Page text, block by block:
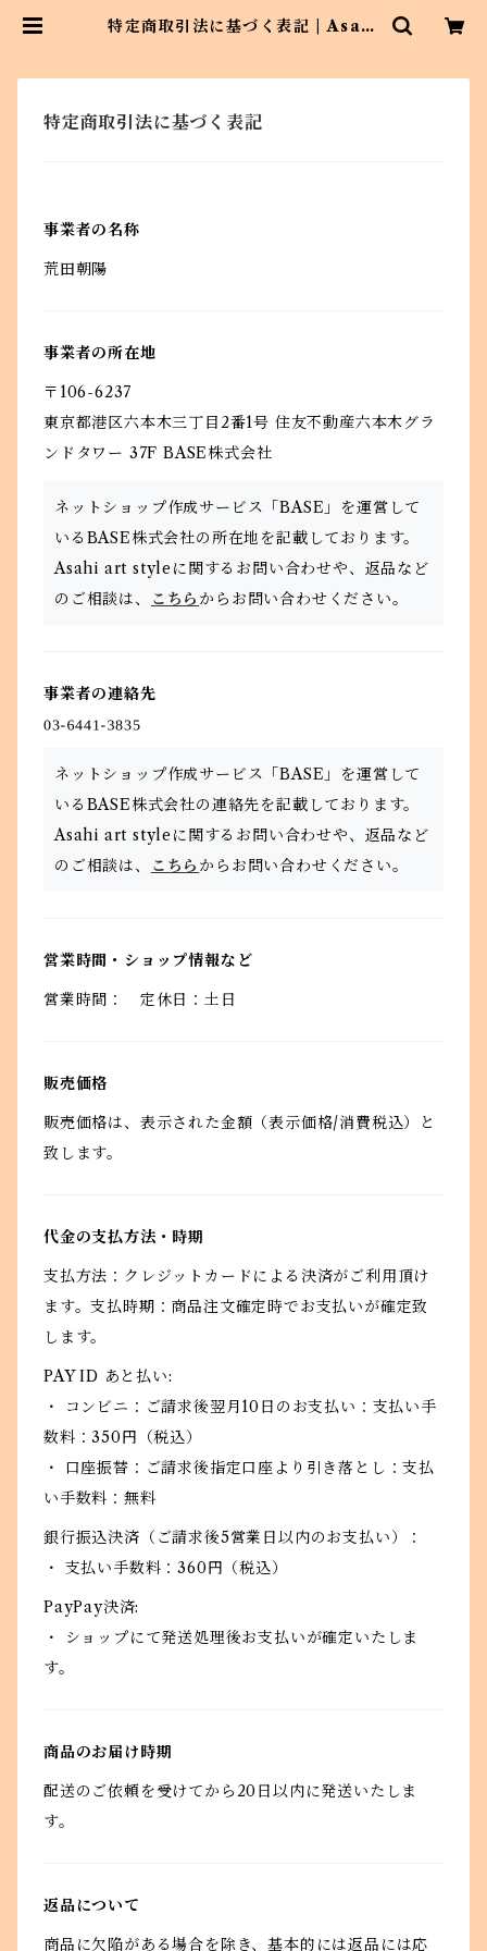
特定商取引法に基づく表記 | Asahi
特定商取引法に基づく表記
事業者の名称
荒田朝陽
事業者の所在地
〒106-6237
東京都港区六本木三丁目2番1号 住友不動産六本木グラ
ンドタワー 37F BASE株式会社
ネットショップ作成サービス「BASE」を運営して
いるBASE株式会社の所在地を記載しております。
Asahi art styleに関するお問い合わせや、返品など
のご相談は、
こちら からお問い合わせください。
事業者の連絡先
ネットショップ作成サービス「BASE」を運営して
いるBASE株式会社の連絡先を記載しております。
Asahi art styleに関するお問い合わせや、返品など
のご相談は、
こちら からお問い合わせください。
営業時間・ショップ情報など
営業時間： 定休日：土日
販売価格
販売価格は、表示された金額（表示価格/消費税込）と
致します。
代金の支払方法・時期
支払方法：クレジットカードによる決済がご利用頂け
ます。支払時期：商品注文確定時でお支払いが確定致
します。
PAY ID あと払い:
・ コンビニ：ご請求後翌月10日のお支払い：支払い手
数料：350円（税込）
・ 口座振替：ご請求後指定口座より引き落とし：支払
い手数料：無料
銀行振込決済（ご請求後5営業日以内のお支払い）：
・ 支払い手数料：360円（税込）
PayPay決済:
・ ショップにて発送処理後お支払いが確定いたしま
す。
商品のお届け時期
配送のご依頼を受けてから20日以内に発送いたしま
す。
返品について
商品に欠陥がある場合を除き、基本的には返品には応